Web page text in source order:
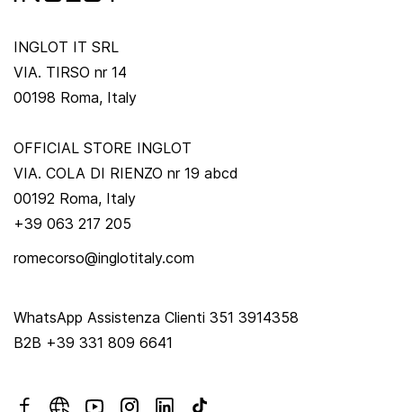
INGLOT IT SRL
VIA. TIRSO nr 14
00198 Roma, Italy
OFFICIAL STORE INGLOT
VIA. COLA DI RIENZO nr 19 abcd
00192 Roma, Italy
+39 063 217 205
romecorso@inglotitaly.com
WhatsApp Assistenza Clienti 351 3914358
B2B +39 331 809 6641